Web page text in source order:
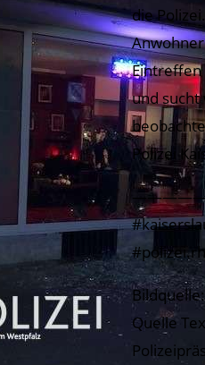
die
Eintreffen
und sucht
Polizei
Quelle